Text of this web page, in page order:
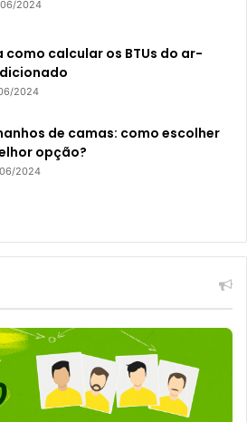
2024
como calcular os BTUs do ar-
2024
de camas: como escolher
opção?
2024